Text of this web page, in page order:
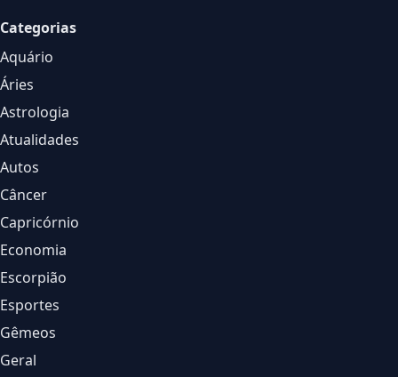
Categorias
Aquário
Áries
Astrologia
Atualidades
Autos
Câncer
Capricórnio
Economia
Escorpião
Esportes
Gêmeos
Geral